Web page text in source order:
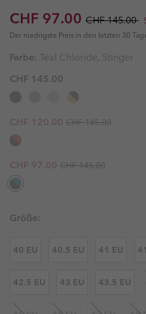
Sale price:
CHF 97.00 Regular price:
CHF 145.00
Der niedrigste Preis in den letzten 30
Farbe: Teal Chloride, Stinger
CHF 145.00
Sale price:
CHF 120.00 Regular price:
CHF 145.00
Sale price:
CHF 97.00 Regular price:
CHF 145.00
Größe:
40 EU 40.5 EU 41 EU
42.5 EU 43 EU 43.5 EU